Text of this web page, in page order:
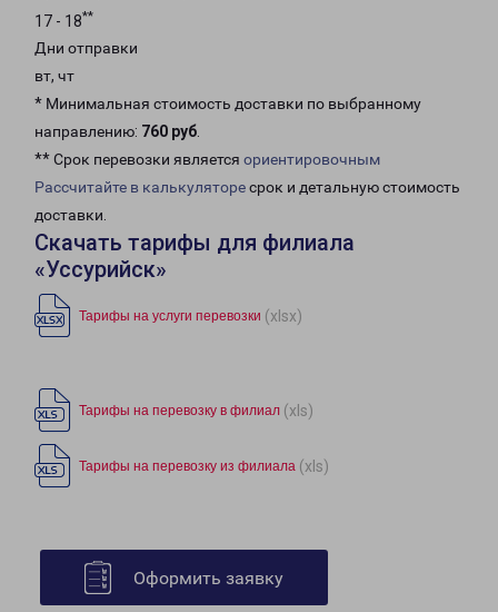
17 - 18**
Дни отправки
вт, чт
* Минимальная стоимость доставки по выбранному
направлению: 760 руб.
** Срок перевозки является ориентировочным
Рассчитайте в калькуляторесрок и детальную стоимость
доставки.
Скачать тарифы для филиала
«Уссурийск»
Тарифы на услуги перевозки (xlsx)
Тарифы на перевозку в филиал (xls)
Тарифы на перевозку из филиала (xls)
Оформить заявку